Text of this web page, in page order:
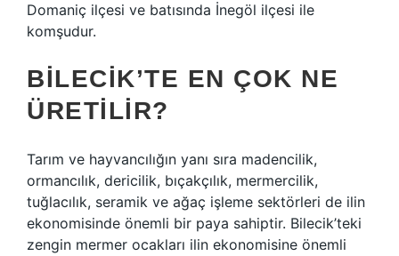
Domaniç ilçesi ve batısında İnegöl ilçesi ile
komşudur.
BILECIK’TE EN ÇOK NE
ÜRETILIR?
Tarım ve hayvancılığın yanı sıra madencilik,
ormancılık, dericilik, bıçakçılık, mermercilik,
tuğlacılık, seramik ve ağaç işleme sektörleri de ilin
ekonomisinde önemli bir paya sahiptir. Bilecik’teki
zengin mermer ocakları ilin ekonomisine önemli